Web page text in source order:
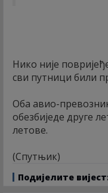
Нико није
сви путници били
Оба авио-
обезбиједе друге
летове.
(Спутњик)
Подијелите